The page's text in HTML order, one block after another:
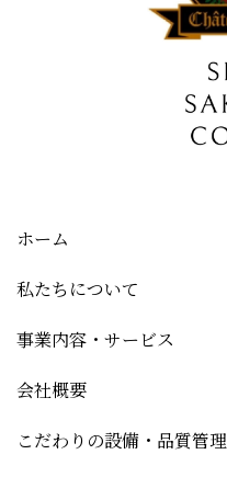
ホーム
私たちについて
事業内容・サービス
会社概要
こだわりの設備・品質管理